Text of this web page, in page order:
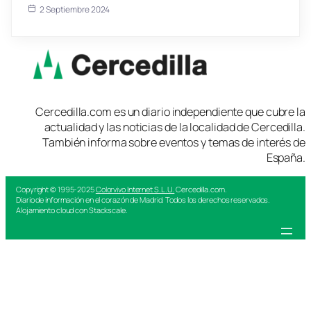
2 Septiembre 2024
Cercedilla.com es un diario independiente que cubre la
actualidad y las noticias de la localidad de Cercedilla.
También informa sobre eventos y temas de interés de
España.
Copyright © 1995-2025Colorvivo Internet S.L.U. Cercedilla.com.
Diario de información en el corazón de Madrid. Todos los derechos reservados.
Alojamiento cloud con Stackscale.